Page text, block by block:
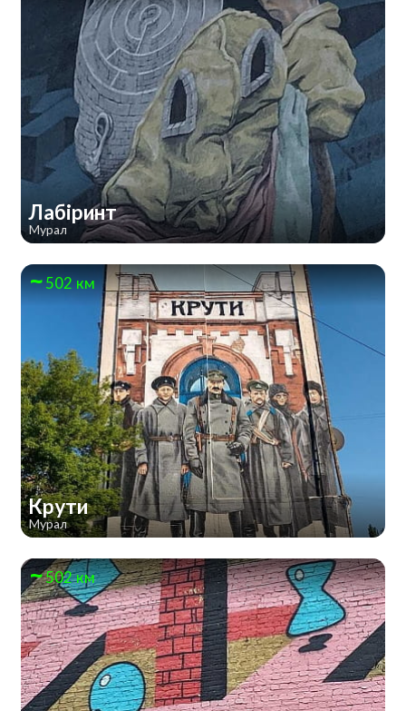
Лабіринт
Мурал
502 км
Крути
Мурал
502 км